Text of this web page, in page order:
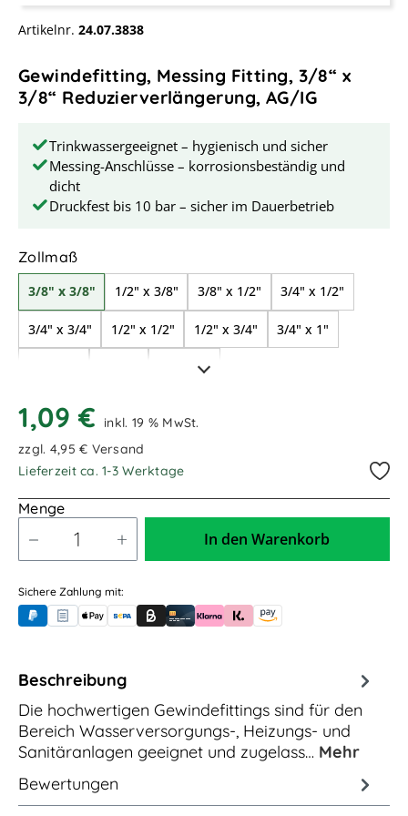
Artikelnr. 24.07.3838
Gewindefitting, Messing Fitting, 3/8“ x
3/8“ Reduzierverlängerung, AG/IG
Trinkwassergeeignet – hygienisch und sicher
Messing-Anschlüsse – korrosionsbeständig und
dicht
Druckfest bis 10 bar – sicher im Dauerbetrieb
Zollmaßauswählen
3/8" x 3/8" 1/2" x 3/8" 3/8" x 1/2" 3/4" x 1/2"
3/4" x 3/4" 1/2" x 1/2" 1/2" x 3/4" 3/4" x 1"
1" x 3/4"
1,09 €
inkl. 19 % MwSt.
zzgl. 4,95 € Versand
Lieferzeit ca. 1-3 Werktage
Menge
In den Warenkorb
Sichere Zahlung mit:
PayPalRechnungskauf (für Behörden)
Apple PayBanküberweisung (vorab)
Rechnungskauf (Billie)
Kreditkarte
Rechnung oder Ratenkauf (Klarna)
Sofortüberweisung (Klarna)
Amazon Pay
Beschreibung
Die hochwertigen Gewindefittings sind für den
Bereich Wasserversorgungs-, Heizungs- und
Sanitäranlagen geeignet und zugelass… Mehr
Bewertungen